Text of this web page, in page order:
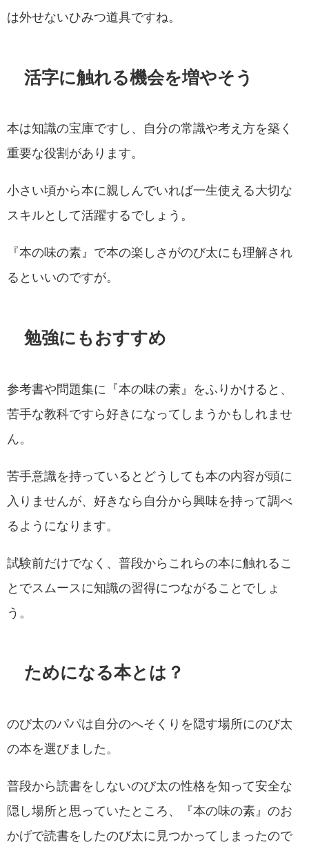
は外せないひみつ道具ですね。
活字に触れる機会を増やそう
本は知識の宝庫ですし、自分の常識や考え方を築く
重要な役割があります。
小さい頃から本に親しんでいれば一生使える大切な
スキルとして活躍するでしょう。
『本の味の素』で本の楽しさがのび太にも理解され
るといいのですが。
勉強にもおすすめ
参考書や問題集に『本の味の素』をふりかけると、
苦手な教科ですら好きになってしまうかもしれませ
ん。
苦手意識を持っているとどうしても本の内容が頭に
入りませんが、好きなら自分から興味を持って調べ
るようになります。
試験前だけでなく、普段からこれらの本に触れるこ
とでスムースに知識の習得につながることでしょ
う。
ためになる本とは？
のび太のパパは自分のへそくりを隠す場所にのび太
の本を選びました。
普段から読書をしないのび太の性格を知って安全な
隠し場所と思っていたところ、『本の味の素』のお
かげで読書をしたのび太に見つかってしまったので